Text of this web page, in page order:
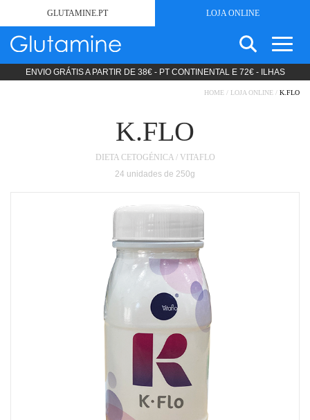
GLUTAMINE.PT LOJA ONLINE
SEM GLÚTEN
PRODUTOS MODULARES
SEARCH
ENVIO GRÁTIS A PARTIR DE 38€ - PT CONTINENTAL E 72€ - ILHAS
HOME / LOJA ONLINE / K.FLO
K.FLO
DIETA CETOGÉNICA / VITAFLO
24 unidades de 250g